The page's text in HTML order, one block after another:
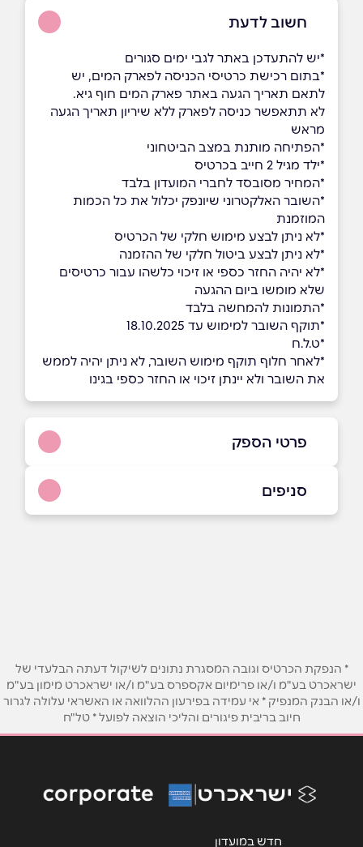
חשוב לדעת
*יש להתעדכן באתר לגבי ימים סגורים
*בתום רכישת כרטיסי הכניסה לפארק המים, יש
לתאם תאריך הגעה באתר פארק המים חוף גיא.
לא תתאפשר כניסה לפארק ללא שיריון תאריך הגעה
מראש
*הפתיחה מותנת במצב הביטחוני
*ילד מגיל 2 חייב בכרטיס
*המחיר מסובסד לחברי המועדון בלבד
*השובר האלקטרוני שיונפק יכלול את כל הכמות
המוזמנת
*לא ניתן לבצע מימוש חלקי של הכרטיס
*לא ניתן לבצע ביטול חלקי של ההזמנה
*לא יהיה החזר כספי או זיכוי כלשהו עבור כרטיסים
שלא מומשו ביום ההגעה
*התמונות להמחשה בלבד
*תוקף השובר למימוש עד 18.10.2025
*ט.ל.ח
*לאחר חלוף תוקף מימוש השובר, לא ניתן יהיה לממש
את השובר ולא יינתן זיכוי או החזר כספי בגינו
פרטי הספק
באתר בפייסבוק ביוטיוב
אימייל*
אנא חזרו אלי בקשר ל...
סניפים
* הנפקת הכרטיס וגובה המסגרת נתונים לשיקול דעתה הבלעדי של
ישראכרט בע"מ ו/או פרימיום אקספרס בע"מ ו/או ישראכרט מימון בע"מ
ו/או הבנק המנפיק * אי עמידה בפירעון ההלוואה או האשראי עלולה לגרור
חיוב בריבית פיגורים והליכי הוצאה לפועל * טל"ח
חדש במועדון